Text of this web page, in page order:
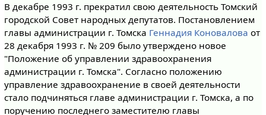
В декабре 1993 г. прекратил свою деятельность Томский
городской Совет народных депутатов. Постановлением
главы администрации г. Томска Геннадия Коновалова от
28 декабря 1993 г. № 209 было утверждено новое
"Положение об управлении здравоохранения
администрации г. Томска". Согласно положению
управление здравоохранение в своей деятельности
стало подчиняться главе администрации г. Томска, а по
поручению последнего заместителю главы